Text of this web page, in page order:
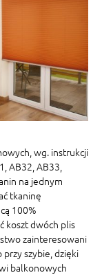
wg. instrukcji
AB32, AB33,
na jednym
tkaninę
100%
koszt dwóch plis
zainteresowani
szybie, dzięki
balkonowych